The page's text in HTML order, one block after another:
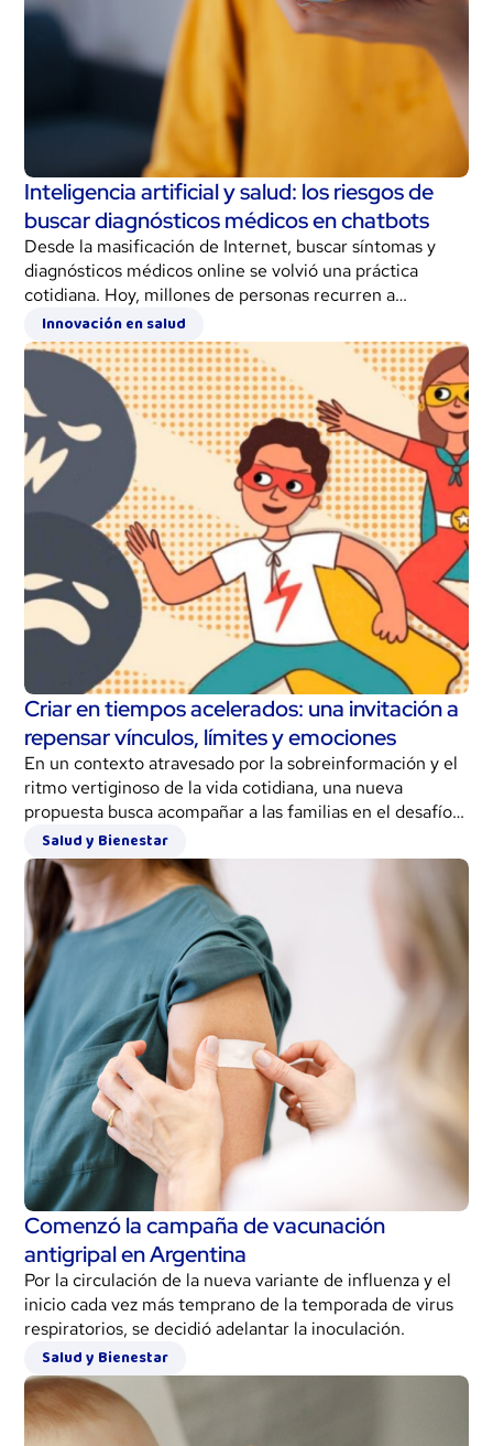
Inteligencia artificial y salud: los riesgos de
buscar diagnósticos médicos en chatbots
Desde la masificación de Internet, buscar síntomas y
diagnósticos médicos online se volvió una práctica
cotidiana. Hoy, millones de personas recurren a
herramientas como chatbots y asistentes virtuales para
obtener respuestas rápidas sobre salud, tratamientos o
enfermedades.
Innovación en salud
Criar en tiempos acelerados: una invitación a
repensar vínculos, límites y emociones
En un contexto atravesado por la sobreinformación y el
ritmo vertiginoso de la vida cotidiana, una nueva
propuesta busca acompañar a las familias en el desafío
de criar desde el respeto y la conciencia emocional.
Salud y Bienestar
Comenzó la campaña de vacunación
antigripal en Argentina
Por la circulación de la nueva variante de influenza y el
inicio cada vez más temprano de la temporada de virus
respiratorios, se decidió adelantar la inoculación.
Salud y Bienestar